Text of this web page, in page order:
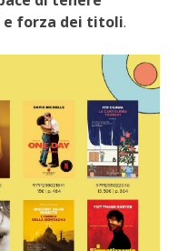
forza dei titoli.